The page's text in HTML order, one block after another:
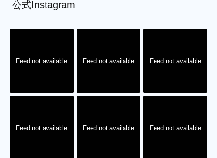
公式Instagram
Feed not available Feed not available Feed not available
Feed not available Feed not available Feed not available